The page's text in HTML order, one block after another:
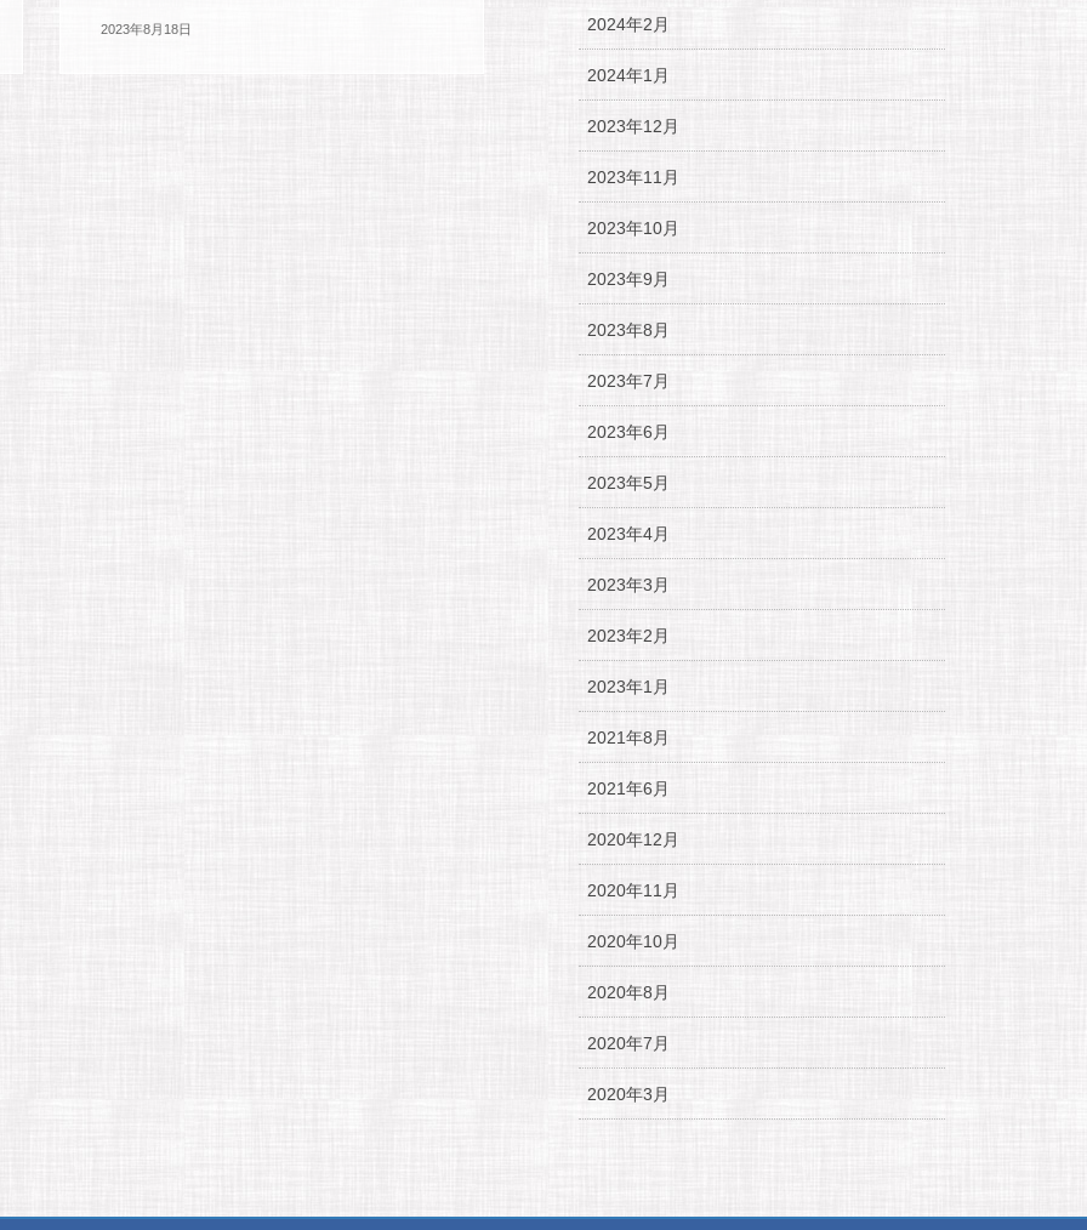
2023年8月18日 2024年2月
2024年1月
2023年12月
2023年11月
2023年10月
2023年9月
2023年8月
2023年7月
2023年6月
2023年5月
2023年4月
2023年3月
2023年2月
2023年1月
2021年8月
2021年6月
2020年12月
2020年11月
2020年10月
2020年8月
2020年7月
2020年3月